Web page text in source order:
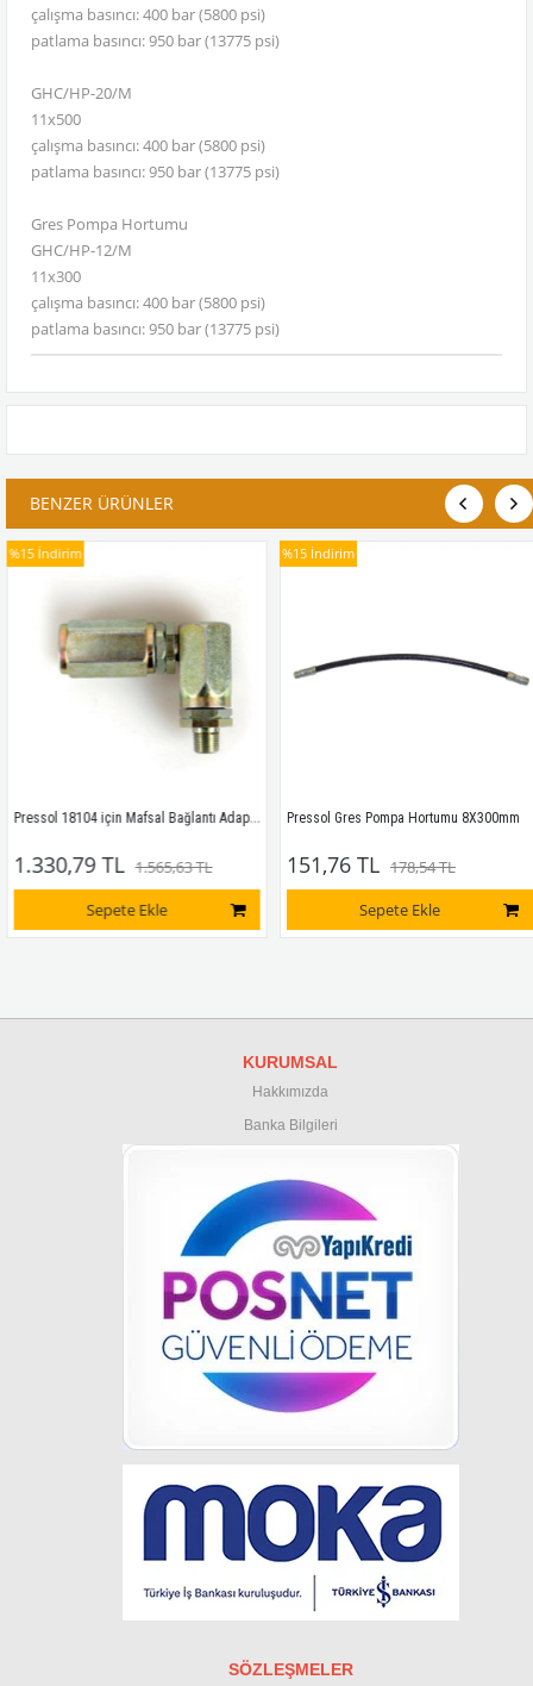
çalışma basıncı: 400 bar (5800 psi)
patlama basıncı: 950 bar (13775 psi)
GHC/HP-20/M
11x500
çalışma basıncı: 400 bar (5800 psi)
patlama basıncı: 950 bar (13775 psi)
Gres Pompa Hortumu
GHC/HP-12/M
11x300
çalışma basıncı: 400 bar (5800 psi)
patlama basıncı: 950 bar (13775 psi)
BENZER ÜRÜNLER
Pressol 18104 için Mafsal Bağlantı Adaptörü
1.330,79 TL 1.565,63 TL
Sepete Ekle
İndirim
Pressol Gres Pompa Hortumu 8X300mm
151,76 TL 178,54 TL
Sepete Ekle
%15 İndirim
KURUMSAL
Hakkımızda
Banka Bilgileri
SÖZLEŞMELER